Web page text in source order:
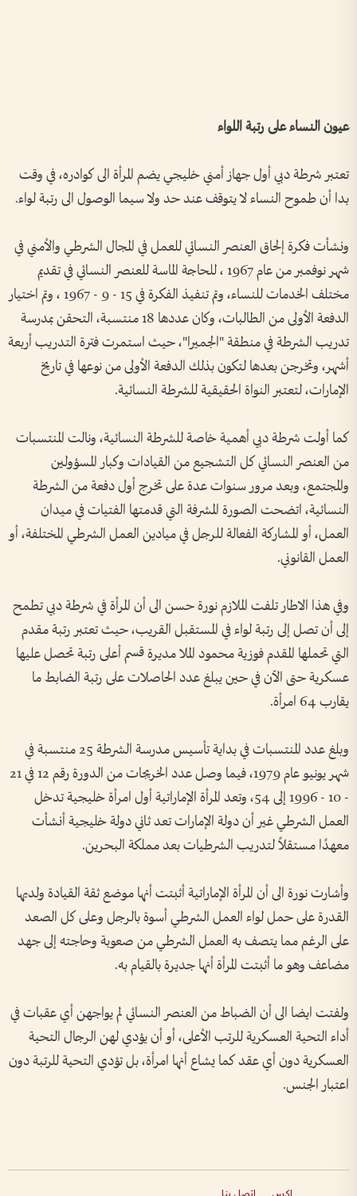
عيون النساء على رتبة اللواء
تعتبر شرطة دبي أول جهاز أمني خليجي يضم المرأة الى كوادره، في وقت
بدا أن طموح النساء لا يتوقف عند حد ولا سيما الوصول الى رتبة لواء.
ونشأت فكرة إلحاق العنصر النسائي للعمل في المجال الشرطي والأمني في
شهر نوفمبر من عام 1967 ، للحاجة الماسة للعنصر النسائي في تقديم
مختلف الخدمات للنساء، وتم تنفيذ الفكرة في 15 - 9 - 1967 ، وتم اختيار
الدفعة الأولى من الطالبات، وكان عددها 18 منتسبة، التحقن بمدرسة
تدريب الشرطة في منطقة "الجميرا"، حيث استمرت فترة التدريب أربعة
أشهر، وتخرجن بعدها لتكون بذلك الدفعة الأولى من نوعها في تاريخ
الإمارات، لتعتبر النواة الحقيقية للشرطة النسائية.
كما أولت شرطة دبي أهمية خاصة للشرطة النسائية، ونالت المنتسبات
من العنصر النسائي كل التشجيع من القيادات وكبار المسؤولين
والمجتمع، وبعد مرور سنوات عدة على تخرج أول دفعة من الشرطة
النسائية، اتضحت الصورة المشرفة التي قدمتها الفتيات في ميدان
العمل، أو المشاركة الفعالة للرجل في ميادين العمل الشرطي المختلفة، أو
العمل القانوني.
وفي هذا الاطار تلفت الملازم نورة حسن الى أن المرأة في شرطة دبي تطمح
إلى أن تصل إلى رتبة لواء في المستقبل القريب، حيث تعتبر رتبة مقدم
التي تحملها المقدم فوزية محمود الملا مديرة قسم أعلى رتبة تحصل عليها
عسكرية حتى الآن في حين يبلغ عدد الحاصلات على رتبة الضابط ما
يقارب 64 امرأة.
وبلغ عدد المنتسبات في بداية تأسيس مدرسة الشرطة 25 منتسبة في
شهر يونيو عام 1979، فيما وصل عدد الخريجات من الدورة رقم 12 في 21
- 10 - 1996 إلى 54، وتعد المرأة الإماراتية أول امرأة خليجية تدخل
العمل الشرطي غير أن دولة الإمارات تعد ثاني دولة خليجية أنشأت
معهدًا مستقلاً لتدريب الشرطيات بعد مملكة البحرين.
وأشارت نورة الى أن المرأة الإماراتية أثبتت أنها موضع ثقة القيادة ولديها
القدرة على حمل لواء العمل الشرطي أسوة بالرجل وعلى كل الصعد
على الرغم مما يتصف به العمل الشرطي من صعوبة وحاجته إلى جهد
مضاعف وهو ما أثبتت المرأة أنها جديرة بالقيام به.
ولفتت ايضا الى أن الضباط من العنصر النسائي لم يواجهن أي عقبات في
أداء التحية العسكرية للرتب الأعلى، أو أن يؤدي لهن الرجال التحية
العسكرية دون أي عقد كما يشاع أنها امرأة، بل تؤدي التحية للرتبة دون
اعتبار الجنس.
إكس اتصل بنا